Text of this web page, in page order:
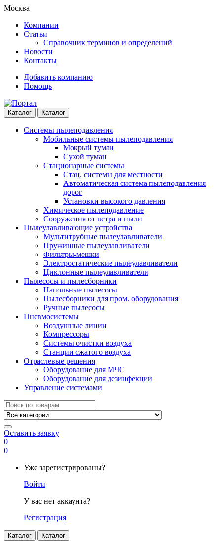
Skip
navigation
Skip
content
Москва
Компании
Статьи
Справочник терминов и определений
Новости
Контакты
Добавить компанию
Помощь
Каталог Каталог
Системы пылеподавления
Мобильные системы пылеподавления
Мокрый туман
Сухой туман
Стационарные системы
Стац. системы для местности
Автоматическая система пылеподавления
дорог
Установки высокого давления
Химическое пылеподавление
Сооружения от ветра и пыли
Пылеулавливающие устройства
Мультитрубные пылеулавливатели
Пружинные пылеулавливатели
Фильтры-мешки
Электростатические пылеулавливатели
Циклонные пылеулавливатели
Пылесосы и пылесборники
Напольные пылесосы
Пылесборники для пром. оборудования
Ручные пылесосы
Пневмосистемы
Воздушные линии
Компрессоры
Системы очистки воздуха
Станции сжатого воздуха
Отраслевые решения
Оборудование для МЧС
Оборудование для дезинфекции
Управление системами
Search
for:
Оставить заявку
0
0
Уже зарегистрированы?
Войти
У вас нет аккаунта?
Регистрация
Каталог Каталог